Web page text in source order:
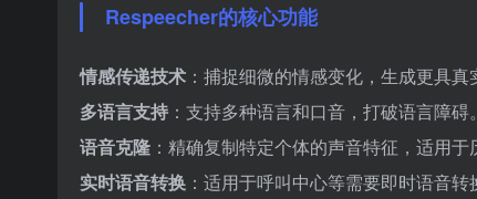
Respeecher的核心功能
情感传递技术 ：捕捉细微的情感变化，生成更具真
多语言支持 ：支持多种语言和口音，打破语言障碍。
语音克隆 ：精确复制特定个体的声音特征，适用于
实时语音转换 ：适用于呼叫中心等需要即时语音转